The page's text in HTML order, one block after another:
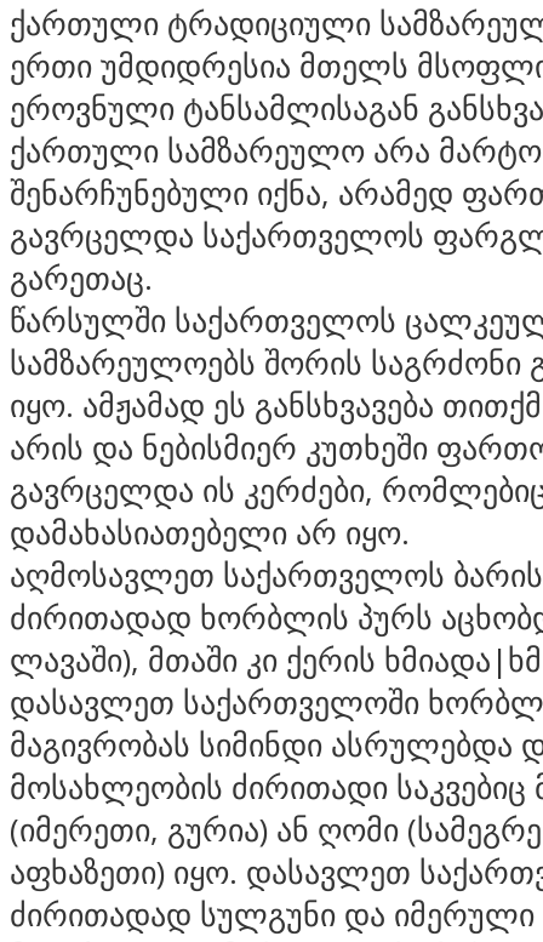
ქართული ტრადიციული
ერთი უმდიდრესია მთელს
ეროვნული ტანსამლისაგან
ქართული სამზარეულო არა მარტო
შენარჩუნებული იქნა, არამედ
გავრცელდა საქართველოს
გარეთაც.
წარსულში საქართველოს
სამზარეულოებს შორის საგრძონი
იყო. ამჟამად ეს განსხვავება
არის და ნებისმიერ კუთხეში
გავრცელდა ის კერძები,
დამახასიათებელი არ იყო.
აღმოსავლეთ საქართველოს ბარის
ძირითადად ხორბლის პურს
ლავაში), მთაში კი ქერის
დასავლეთ საქართველოში
მაგივრობას სიმინდი ასრულებდა
მოსახლეობის ძირითადი საკვებიც
(იმერეთი, გურია) ან ღომი
აფხაზეთი) იყო. დასავლეთ
ძირითადად სულგუნი და იმერული